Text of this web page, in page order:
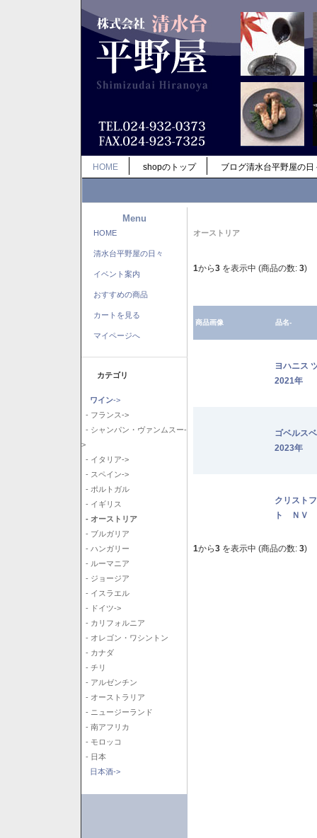
HOME shopのトップ ブログ清水台平野屋の日
Menu
HOME
清水台平野屋の日々
イベント案内
おすすめの商品
カートを見る
マイページへ
カテゴリ
ワイン->
- フランス->
- シャンパン・ヴァンムスー-
>
- イタリア->
- スペイン->
- ポルトガル
- イギリス
- オーストリア
- ブルガリア
- ハンガリー
- ルーマニア
- ジョージア
- イスラエル
- ドイツ->
- カリフォルニア
- オレゴン・ワシントン
- カナダ
- チリ
- アルゼンチン
- オーストラリア
- ニュージーランド
- 南アフリカ
- モロッコ
- 日本
日本酒->
オーストリア
1から3 を表示中 (商品の数: 3)
商品画像 品名-
ヨハニス
2021年
ゴベルス
2023年
クリスト
ト ＮＶ
1から3 を表示中 (商品の数: 3)